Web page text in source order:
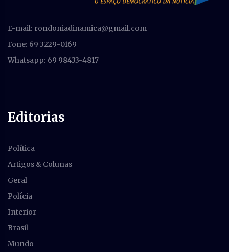
E-mail: rondoniadinamica@gmail.com
Fone: 69 3229-0169
Whatsapp: 69 98433-4817
Editorias
Política
Artigos & Colunas
Geral
Polícia
Interior
Brasil
Mundo